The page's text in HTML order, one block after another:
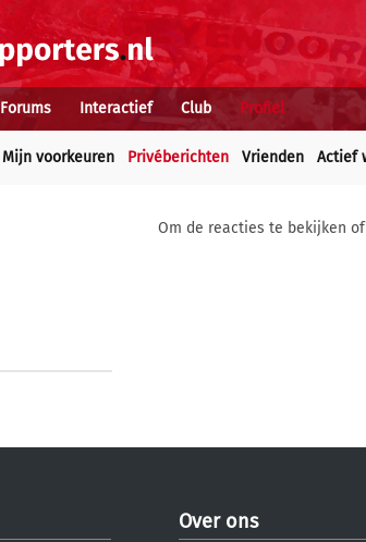
Forums Interactief Club Profiel
Mijn voorkeuren Privéberichten Vrienden Actief
Om de reacties te bekijken
Over ons